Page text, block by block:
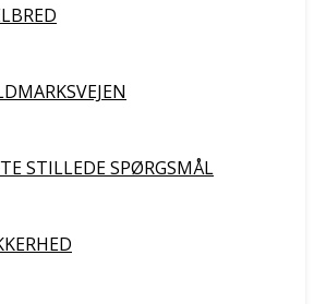
STILLEDE SPØRGSMÅL